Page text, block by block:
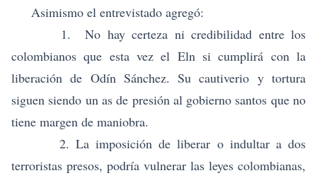
Asimismo el entrevistado agregó:
1. No hay certeza ni credibilidad entre los
colombianos que esta vez el Eln si cumplirá con la
liberación de Odín Sánchez. Su cautiverio y tortura
siguen siendo un as de presión al gobierno santos que no
tiene margen de maniobra.
2. La imposición de liberar o indultar a dos
terroristas presos, podría vulnerar las leyes colombianas,